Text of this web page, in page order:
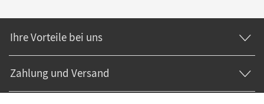
Ihre Vorteile bei uns
Zahlung und Versand